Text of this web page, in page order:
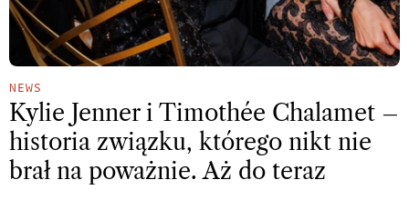
NEWS
Kylie Jenner i Timothée Chalamet –
historia związku, którego nikt nie
brał na poważnie. Aż do teraz